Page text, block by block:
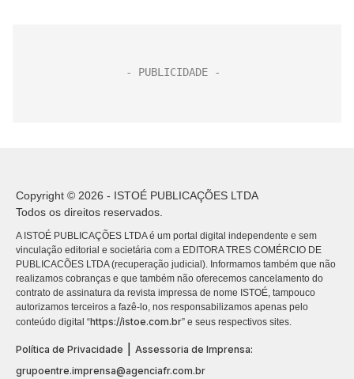
Copyright © 2026 - ISTOÉ PUBLICAÇÕES LTDA
Todos os direitos reservados.
A ISTOÉ PUBLICAÇÕES LTDA é um portal digital independente e sem
vinculação editorial e societária com a EDITORA TRES COMÉRCIO DE
PUBLICACÕES LTDA (recuperação judicial). Informamos também que não
realizamos cobranças e que também não oferecemos cancelamento do
contrato de assinatura da revista impressa de nome ISTOÉ, tampouco
autorizamos terceiros a fazê-lo, nos responsabilizamos apenas pelo
conteúdo digital “https://istoe.com.br” e seus respectivos sites.
Política de Privacidade
Assessoria de Imprensa:
grupoentre.imprensa@agenciafr.com.br